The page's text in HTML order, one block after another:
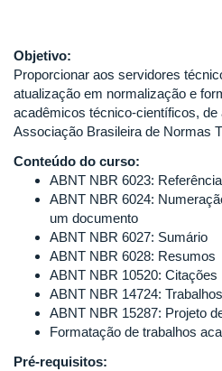
Objetivo:
Proporcionar aos servidores
atualização em normalização e
acadêmicos técnico-científicos,
Associação Brasileira de Normas
Conteúdo do curso:
ABNT NBR 6023:
ABNT NBR 6024:
um documento
ABNT NBR 6027: Sumário
ABNT NBR 6028: Resumos
ABNT NBR 10520: Citações
ABNT NBR 14724:
ABNT NBR 15287: Projeto
Formatação de trabalhos
Pré-requisitos: